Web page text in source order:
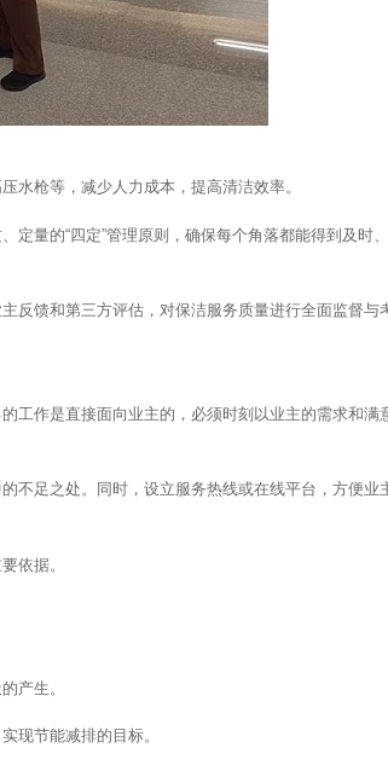
少人力成本，提高清洁效率。
定”管理原则，确保每个角落都能得到及时
主反馈和第三方评估，对保洁服务质量进行全面监督与
己的工作是直接面向业主的，必须时刻以业主的需求和满
中的不足之处。同时，设立服务热线或在线平台，方便业
依据。
产生。
实现节能减排的目标。